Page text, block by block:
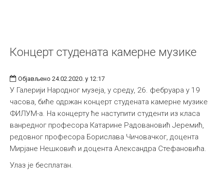
Концерт студената камерне музике
Објављено 24.02.2020. у 12:17
У Галерији Народног музеја, у среду, 26. фебруара у 19
часова, биће одржан концерт студената камерне музике
ФИЛУМ-а. На концерту ће наступити студенти из класа
ванредног професора Катарине Радовановић Јеремић,
редовног професора Борислава Чичовачког, доцента
Мирјане Нешковић и доцента Александра Стефановића.
Улаз је бесплатан.